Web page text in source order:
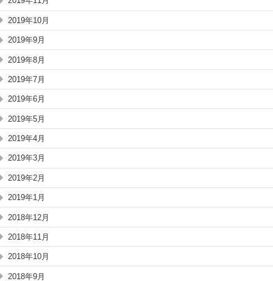
2019年10月
2019年9月
2019年8月
2019年7月
2019年6月
2019年5月
2019年4月
2019年3月
2019年2月
2019年1月
2018年12月
2018年11月
2018年10月
2018年9月